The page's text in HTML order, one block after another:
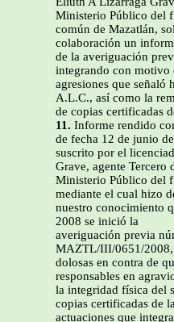
Ministerio Público del
común de Mazatlán,
colaboración un
de la averiguación
integrando con motivo
agresiones que señaló
A.L.C., así como la
de copias certificadas
11. Informe rendido
de fecha 12 de junio
suscrito por el
Grave, agente Tercero
Ministerio Público del
mediante el cual hizo
nuestro conocimiento
2008 se inició la
averiguación previa
MAZTL/III/0651/2008,
dolosas en contra de
responsables en
la integridad física del
copias certificadas de
actuaciones que